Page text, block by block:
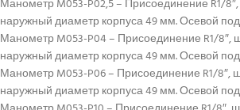
Манометр M053-P02,5 – Присоединение R1/
наружный диаметр корпуса 49 мм. Осевой
Манометр M053-P04 – Присоединение R1/8″,
наружный диаметр корпуса 49 мм. Осевой
Манометр M053-P06 – Присоединение R1/8″,
наружный диаметр корпуса 49 мм. Осевой